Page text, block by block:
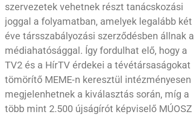
szervezetek vehetnek részt tanácskozási
joggal a folyamatban, amelyek legalább két
éve társszabályozási szerződésben állnak a
médiahatósággal. Így fordulhat elő, hogy a
TV2 és a HírTV érdekei a tévétársaságokat
tömörítő MEME-n keresztül intézményesen
megjelenhetnek a kiválasztás során, míg a
több mint 2.500 újságírót képviselő MÚOSZ